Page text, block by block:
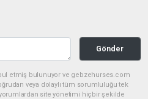
Gönder
etmiş bulunuyor ve gebzehurses.com
veya dolaylı tüm sorumluluğu tek
site yönetimi hiçbir şekilde